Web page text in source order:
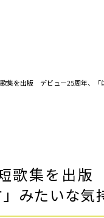
集を出版 デビュー25周年、「
歌集を出版
みたいな気